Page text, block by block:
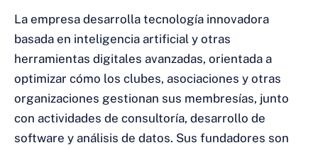
La empresa desarrolla tecnología innovadora
basada en inteligencia artificial y otras
herramientas digitales avanzadas, orientada a
optimizar cómo los clubes, asociaciones y otras
organizaciones gestionan sus membresías, junto
con actividades de consultoría, desarrollo de
software y análisis de datos. Sus fundadores son